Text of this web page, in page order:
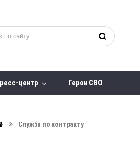
Пресс-центр Герои СВО
Служба по контракту